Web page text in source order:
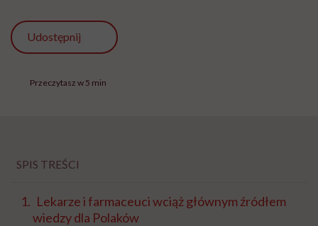
Udostępnij
Przeczytasz w 5 min
SPIS TREŚCI
Lekarze i farmaceuci wciąż głównym źródłem
wiedzy dla Polaków